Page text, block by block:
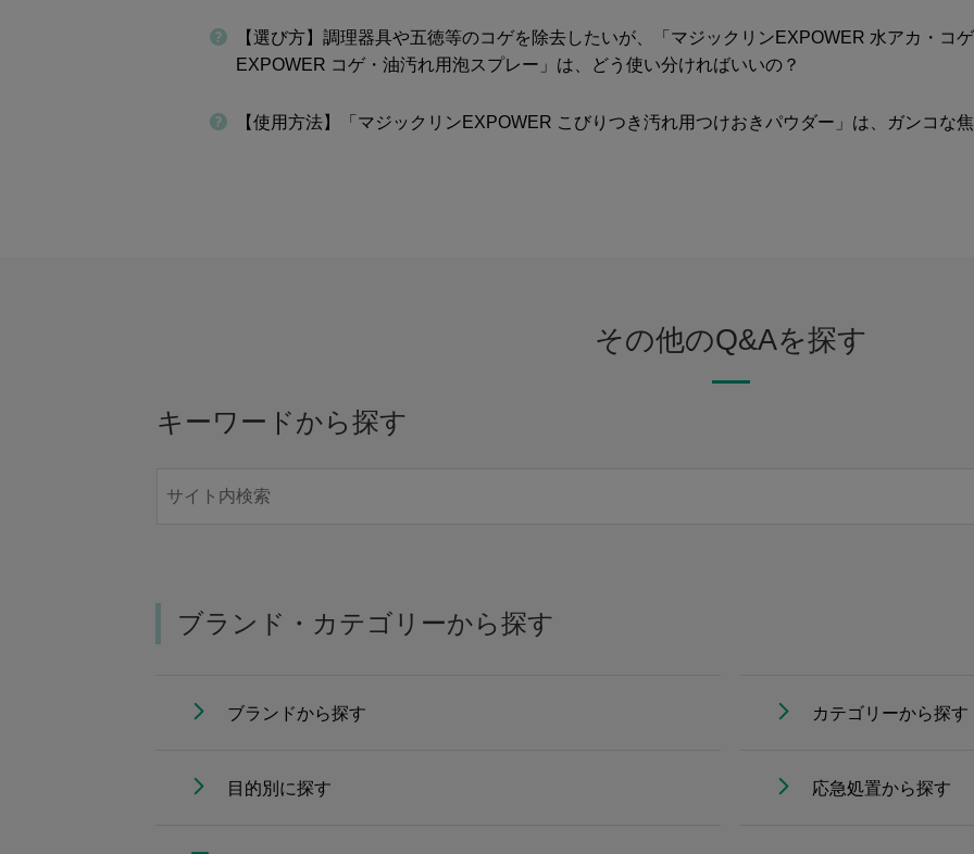
【選び方】調理器具や五徳等のコゲを除去したいが、「マジックリンEXPOWER 水アカ・コ
EXPOWER コゲ・油汚れ用泡スプレー」は、どう使い分ければいいの？
【使用方法】「マジックリンEXPOWER こびりつき汚れ用つけおきパウダー」は、ガンコな
その他のQ&Aを探す
キーワードから探す
ブランド・カテゴリーから探す
ブランドから探す カテゴリーから探す
目的別に探す 応急処置から探す